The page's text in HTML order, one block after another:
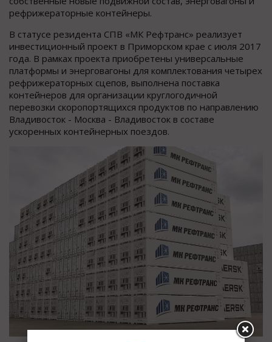
рефрижераторные контейнеры.
В статусе резидента СПВ «МК Рефтранс» реализует
инвестиционный проект в Приморском крае с июля 2017
года. В рамках проекта приобретены универсальные
платформы и энерговагоны для комплектования четырех
рефрижераторных сцепов, выполнена поставка
контейнеров для организации круглогодичной
перевозки скоропортящихся продуктов по направлению
Владивосток - Москва - Владивосток в составе
ускоренных контейнерных поездов.